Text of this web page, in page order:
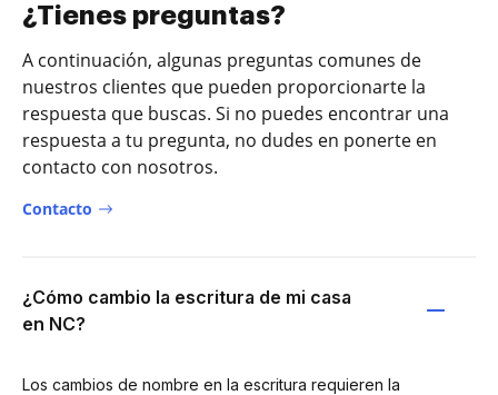
¿Tienes preguntas?
A continuación, algunas preguntas comunes de
nuestros clientes que pueden proporcionarte la
respuesta que buscas. Si no puedes encontrar una
respuesta a tu pregunta, no dudes en ponerte en
contacto con nosotros.
Contacto
¿Cómo cambio la escritura de mi casa
en NC?
Los cambios de nombre en la escritura requieren la